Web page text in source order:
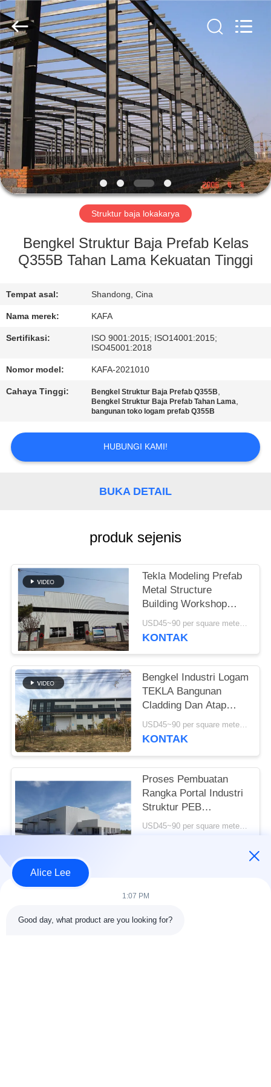
RUMAH
PRODUK
VIDEO
PERTUNJUKAN
VR
TENTANG
KAMI
TUR
PABRIK
KUALITAS
KAMI
BERITA
SITEMAP
KEBIJAKAN
PRIVASI
KaFa
Fabrication
Co.,
Ltd..
All
Rights
Reserved.
Struktur baja lokakarya
Bengkel Struktur Baja Prefab Kelas
Q355B Tahan Lama Kekuatan Tinggi
Tempat asal: Shandong, Cina
Nama merek: KAFA
Sertifikasi:
ISO 9001:2015; ISO14001:2015;
ISO45001:2018
Nomor model: KAFA-2021010
Cahaya Tinggi: Bengkel Struktur Baja Prefab Q355B,
Bengkel Struktur Baja Prefab Tahan Lama,
bangunan toko logam prefab Q355B
HUBUNGI KAMI!
BUKA DETAIL
produk sejenis
Tekla Modeling Prefab
Metal Structure
Building Workshop
Kekuatan Tinggi
USD45~90 per square meter MOQ:1000 meter persegi
KONTAK
Bengkel Industri Logam
TEKLA Bangunan
Cladding Dan Atap
Berwarna-warni
USD45~90 per square meter MOQ:1000 meter persegi
KONTAK
Proses Pembuatan
Rangka Portal Industri
Struktur PEB
Bangunan Standar ISOUSD45~90 per square meter MOQ:1000 meter persegi
Bad Request
Alice Lee
1:07 PM
Good day, what product are you looking for?